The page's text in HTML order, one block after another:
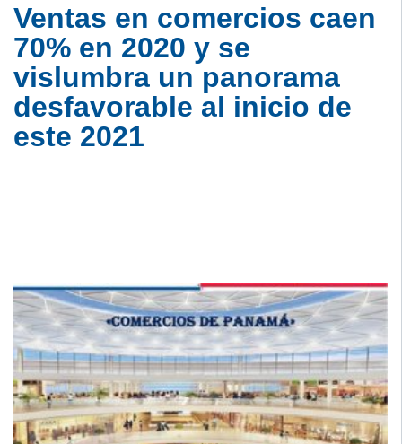
Ventas en comercios caen
70% en 2020 y se
vislumbra un panorama
desfavorable al inicio de
este 2021